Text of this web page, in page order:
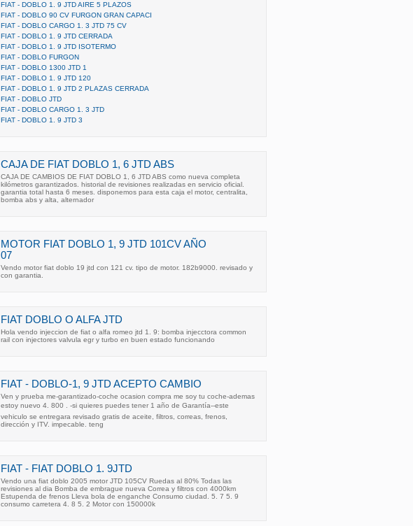
FIAT - DOBLO 1. 9 JTD AIRE 5 PLAZOS
FIAT - DOBLO 90 CV FURGON GRAN CAPACI
FIAT - DOBLO CARGO 1. 3 JTD 75 CV
FIAT - DOBLO 1. 9 JTD CERRADA
FIAT - DOBLO 1. 9 JTD ISOTERMO
FIAT - DOBLO FURGON
FIAT - DOBLO 1300 JTD 1
FIAT - DOBLO 1. 9 JTD 120
FIAT - DOBLO 1. 9 JTD 2 PLAZAS CERRADA
FIAT - DOBLO JTD
FIAT - DOBLO CARGO 1. 3 JTD
FIAT - DOBLO 1. 9 JTD 3
CAJA DE FIAT DOBLO 1, 6 JTD ABS
CAJA DE CAMBIOS DE FIAT DOBLO 1, 6 JTD ABS como nueva completa
kilómetros garantizados. historial de revisiones realizadas en servicio oficial.
garantia total hasta 6 meses. disponemos para esta caja el motor, centralita,
bomba abs y alta, alternador
MOTOR FIAT DOBLO 1, 9 JTD 101CV AÑO
07
Vendo motor fiat doblo 19 jtd con 121 cv. tipo de motor. 182b9000. revisado y
con garantia.
FIAT DOBLO O ALFA JTD
Hola vendo injeccion de fiat o alfa romeo jtd 1. 9: bomba injecctora common
rail con injectores valvula egr y turbo en buen estado funcionando
FIAT - DOBLO-1, 9 JTD ACEPTO CAMBIO
Ven y prueba me-garantizado-coche ocasion compra me soy tu coche-ademas
estoy nuevo 4. 800 . -si quieres puedes tener 1 año de Garantía--este
vehiculo se entregara revisado gratis de aceite, filtros, correas, frenos,
dirección y ITV. impecable. teng
FIAT - FIAT DOBLO 1. 9JTD
Vendo una fiat doblo 2005 motor JTD 105CV Ruedas al 80% Todas las
revisiones al dia Bomba de embrague nueva Correa y filtros con 4000km
Estupenda de frenos Lleva bola de enganche Consumo ciudad. 5. 7 5. 9
consumo carretera 4. 8 5. 2 Motor con 150000k